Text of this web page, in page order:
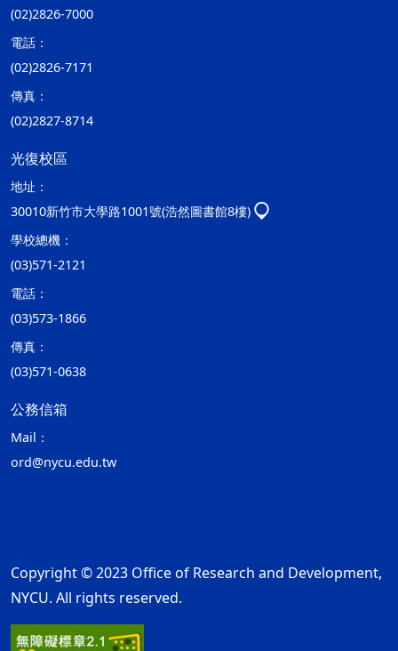
(02)2826-7000
電話：
(02)2826-7171
傳真：
(02)2827-8714
光復校區
地址：
30010新竹市大學路1001號(浩然圖書館8樓)
學校總機：
(03)571-2121
電話：
(03)573-1866
傳真：
(03)571-0638
公務信箱
Mail：
ord@nycu.edu.tw
Copyright © 2023 Office of Research and Development,
NYCU. All rights reserved.